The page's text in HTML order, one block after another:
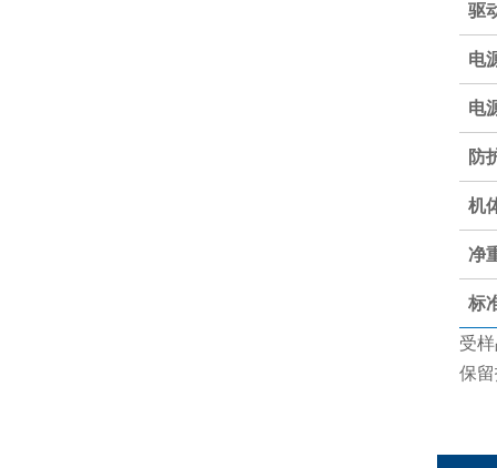
驱
电
电
防
机
净
标
受
保